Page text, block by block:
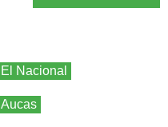
El Nacional
Aucas